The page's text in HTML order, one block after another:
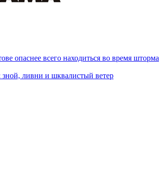
опаснее всего находиться во время шторма
зной, ливни и шквалистый ветер